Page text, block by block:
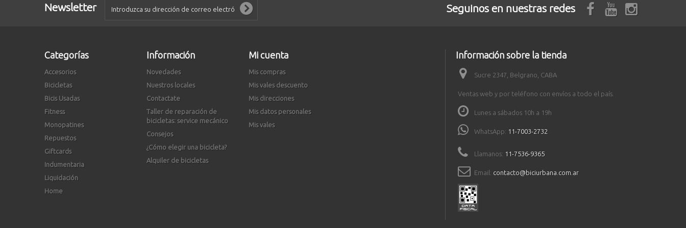
Newsletter Seguinos en nuestras redes
Categorías
Accesorios
Bicicletas
Bicis Usadas
Fitness
Monopatines
Repuestos
Giftcards
Indumentaria
Liquidación
Home
Información
Novedades
Nuestros locales
Contactate
Taller de reparación de
bicicletas: service mecánico
Consejos
¿Cómo elegir una bicicleta?
Alquiler de bicicletas
Mi cuenta
Mis compras
Mis vales descuento
Mis direcciones
Mis datos personales
Mis vales
Información sobre la tienda
Sucre 2347, Belgrano, CABA
Ventas web y por teléfono con envíos a todo el país.
Lunes a sábados 10h a 19h
WhatsApp: 11-7003-2732
Llamanos: 11-7536-9365
Email: contacto@biciurbana.com.ar